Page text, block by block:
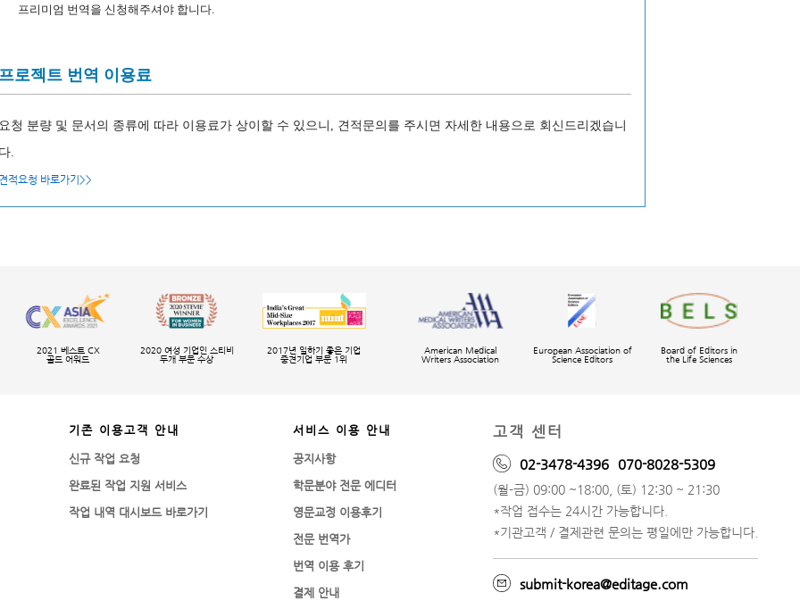
프리미엄 번역을 신청해주셔야 합니다.
로젝트 번역 이용료
청 분량 및 문서의 종류에 따라 이용료가 상이할 수 있으니, 견적문의를 주시면 자세한 내용으로 회신드리겠습니
.
적요청 바로가기>>
2021 베스트 CX
골드 어워드
2020 여성 기업인 스티비
두개 부문 수상
2017년 일하기 좋은 기업
중견기업 부문 1위
American Medical
Writers Association
European Association of
Science Editors
Board of Editors in
the Life Sciences
기존 이용고객 안내
신규 작업 요청
완료된 작업 지원 서비스
작업 내역 대시보드 바로가기
서비스 이용 안내
공지사항
학문분야 전문 에디터
영문교정 이용후기
전문 번역가
번역 이용 후기
결제 안내
고객 센터
02-3478-4396 070-8028-5309
(월-금) 09:00 ~18:00, (토) 12:30 ~ 21:30
*작업 접수는 24시간 가능합니다.
*기관고객 / 결제관련 문의는 평일에만 가능합니다.
submit-korea@editage.com